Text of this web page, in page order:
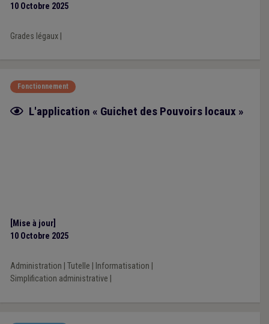
10 Octobre 2025
Grades légaux|
Fonctionnement
Fiche focus
L'application « Guichet des Pouvoirs locaux »
[Mise à jour]
10 Octobre 2025
Administration Tutelle Informatisation
Simplification administrative